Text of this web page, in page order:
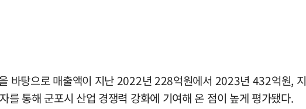
바탕으로 매출액이 지난 2022년 228억원에서 2023년 432억원,
통해 군포시 산업 경쟁력 강화에 기여해 온 점이 높게 평가됐다.